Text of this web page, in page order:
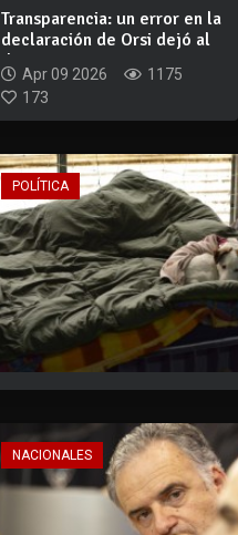
Transparencia: un error en la
declaración de Orsi dejó al
de...
Apr 09 2026
1175
173
POLÍTICA
NACIONALES